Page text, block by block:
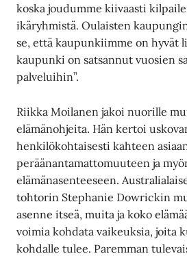
koska joudumme kiivaasti
ikäryhmistä. Oulaisten
se, että kaupunkiimme on hyvät
kaupunki on satsannut vuosien
palveluihin”.
Riikka Moilanen jakoi nuorille
elämänohjeita. Hän kertoi
henkilökohtaisesti kahteen
peräänantamattomuuteen ja
elämänasenteeseen.
tohtorin Stephanie Dowrickin
asenne itseä, muita ja koko
voimia kohdata vaikeuksia, joita
kohdalle tulee. Paremman